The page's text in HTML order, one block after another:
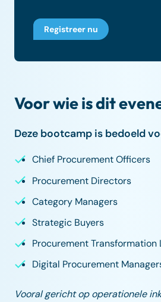
Voor wie is dit
Deze bootcamp is bedoeld
Chief Procurement Officers
Procurement Directors
Category Managers
Strategic Buyers
Procurement Transformation
Digital Procurement
Vooral gericht op operationele
Registreer nu